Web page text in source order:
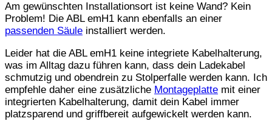
Am gewünschten Installationsort ist keine Wand? Kein
Problem! Die ABL emH1 kann ebenfalls an einer
passenden Säule installiert werden.
Leider hat die ABL emH1 keine integriete Kabelhalterung,
was im Alltag dazu führen kann, dass dein Ladekabel
schmutzig und obendrein zu Stolperfalle werden kann. Ich
empfehle daher eine zusätzliche Montageplatte mit einer
integrierten Kabelhalterung, damit dein Kabel immer
platzsparend und griffbereit aufgewickelt werden kann.